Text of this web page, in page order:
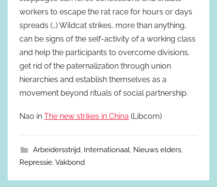
workers to escape the rat race for hours or days
spreads (…) Wildcat strikes, more than anything,
can be signs of the self-activity of a working class
and help the participants to overcome divisions,
get rid of the paternalization through union
hierarchies and establish themselves as a
movement beyond rituals of social partnership.
Nao in The new strikes in China (Libcom)
Arbeidersstrijd, Internationaal, Nieuws elders,
Repressie,Vakbond